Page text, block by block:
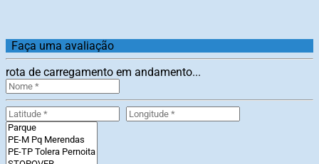
Faça uma avaliação
rota de carregamento em andamento...